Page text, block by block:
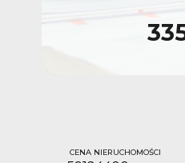
CENA NIERUCHOMOŚCI